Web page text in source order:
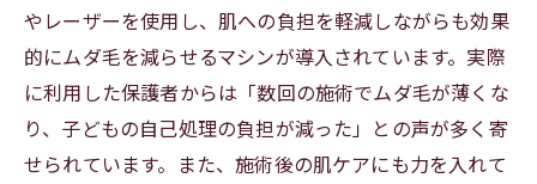
やレーザーを使用し、肌への負担を軽減しながらも効果
的にムダ毛を減らせるマシンが導入されています。実際
に利用した保護者からは「数回の施術でムダ毛が薄くな
り、子どもの自己処理の負担が減った」との声が多く寄
せられています。また、施術後の肌ケアにも力を入れて